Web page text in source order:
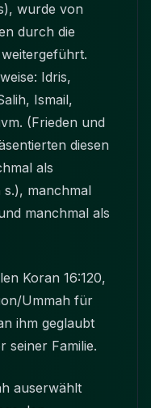
wurde von
durch die
Idris,
Ismail,
(Frieden und
diesen
als
manchmal
manchmal als
Koran 16:120,
Ummah für
ihm geglaubt
seiner Familie.
auserwählt